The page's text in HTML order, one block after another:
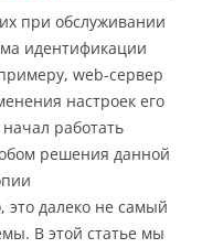
при обслуживании
идентификации
web-сервер
настроек его
работать
решения данной
это далеко не самый
В этой статье мы